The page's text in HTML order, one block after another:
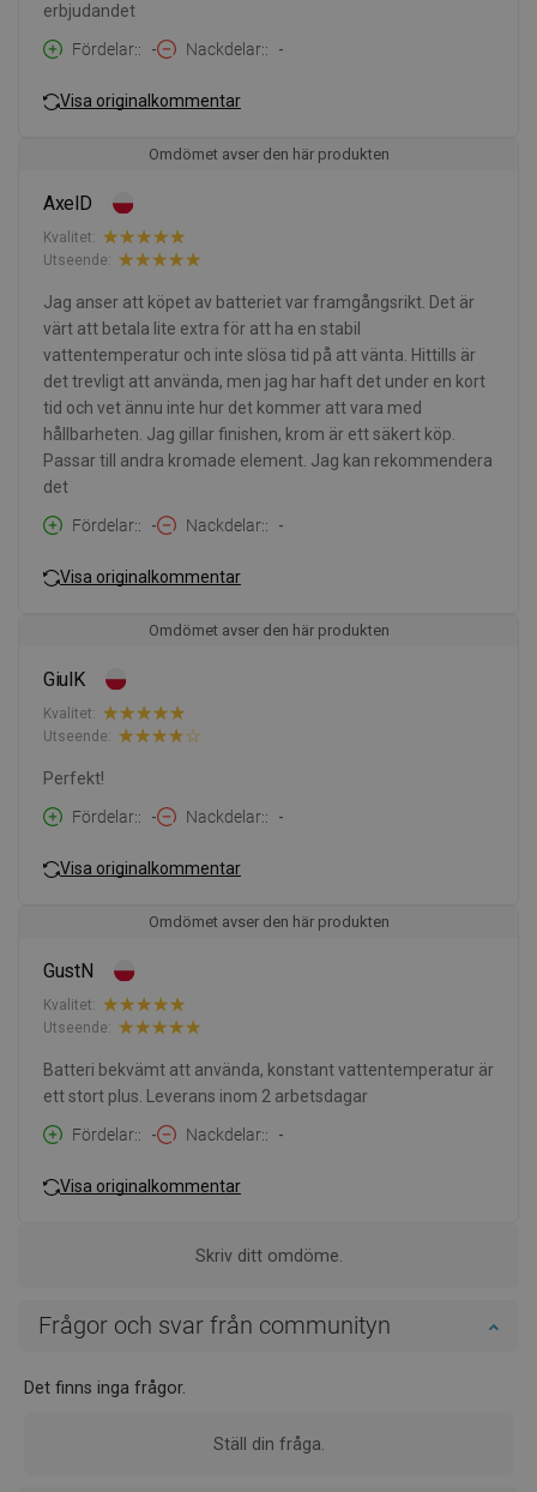
erbjudandet
Fördelar:
- Nackdelar: -
Visa originalkommentar
Omdömet avser den här produkten
AxelD
Kvalitet:
Utseende:
Jag anser att köpet av batteriet var framgångsrikt. Det är
värt att betala lite extra för att ha en stabil
vattentemperatur och inte slösa tid på att vänta. Hittills är
det trevligt att använda, men jag har haft det under en kort
tid och vet ännu inte hur det kommer att vara med
hållbarheten. Jag gillar finishen, krom är ett säkert köp.
Passar till andra kromade element. Jag kan rekommendera
det
Fördelar:
- Nackdelar: -
Visa originalkommentar
Omdömet avser den här produkten
GiulK
Kvalitet:
Utseende:
Perfekt!
Fördelar:
- Nackdelar: -
Visa originalkommentar
Omdömet avser den här produkten
GustN
Kvalitet:
Utseende:
Batteri bekvämt att använda, konstant vattentemperatur är
ett stort plus. Leverans inom 2 arbetsdagar
Fördelar:
- Nackdelar: -
Visa originalkommentar
Skriv ditt omdöme.
Frågor och svar från communityn
Det finns inga frågor.
Ställ din fråga.